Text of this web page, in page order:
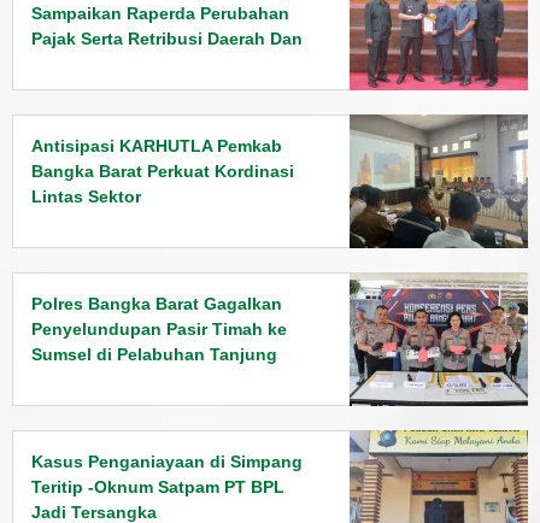
Sampaikan Raperda Perubahan
Pajak Serta Retribusi Daerah Dan
PPAS Tahun 2026
Antisipasi KARHUTLA Pemkab
Bangka Barat Perkuat Kordinasi
Lintas Sektor
Polres Bangka Barat Gagalkan
Penyelundupan Pasir Timah ke
Sumsel di Pelabuhan Tanjung
Kasus Penganiayaan di Simpang
Teritip -Oknum Satpam PT BPL
Jadi Tersangka